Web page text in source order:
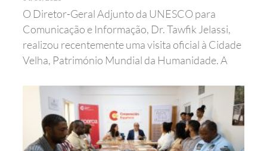
O Diretor-Geral Adjunto da UNESCO para
Comunicação e Informação, Dr. Tawfik Jelassi,
realizou recentemente uma visita oficial à Cidade
Velha, Património Mundial da Humanidade. A